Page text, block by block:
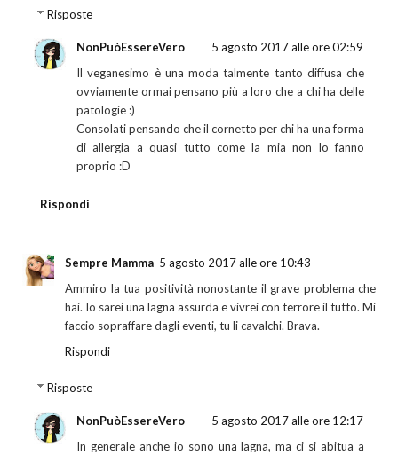
Risposte
NonPuòEssereVero
5 agosto 2017 alle ore 02:59
Il veganesimo è una moda talmente tanto diffusa che
ovviamente ormai pensano più a loro che a chi ha delle
patologie :)
Consolati pensando che il cornetto per chi ha una forma
di allergia a quasi tutto come la mia non lo fanno
proprio :D
Rispondi
Sempre Mamma 5 agosto 2017 alle ore 10:43
Ammiro la tua positività nonostante il grave problema che
hai. Io sarei una lagna assurda e vivrei con terrore il tutto. Mi
faccio sopraffare dagli eventi, tu li cavalchi. Brava.
Rispondi
Risposte
NonPuòEssereVero
5 agosto 2017 alle ore 12:17
In generale anche io sono una lagna, ma ci si abitua a